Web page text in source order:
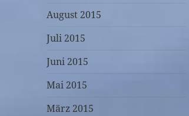
August 2015
Juli 2015
Juni 2015
Mai 2015
März 2015